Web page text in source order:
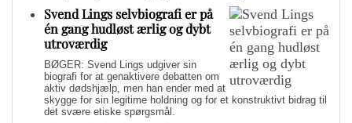
Svend Lings selvbiografi er på
én gang hudløst ærlig og dybt
utroværdig
BØGER: Svend Lings udgiver sin
biografi for at genaktivere debatten om
aktiv dødshjælp, men han ender med at
skygge for sin legitime holdning og for et konstruktivt bidrag til
det svære etiske spørgsmål.